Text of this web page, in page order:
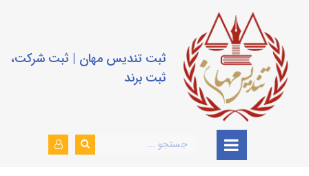
ثبت تندیس مهان | ثبت شرکت،
ثبت برند